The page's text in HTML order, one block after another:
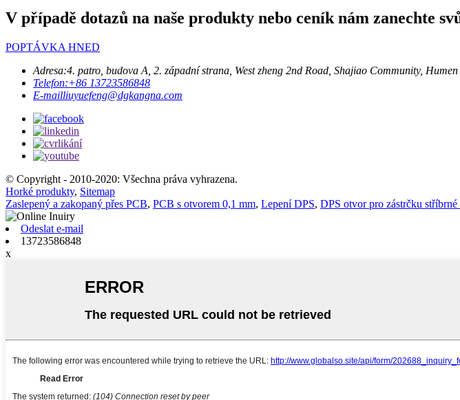
V případě dotazů na naše produkty nebo ceník nám zanechte
POPTÁVKA HNED
Adresa:4. patro, budova A, 2. západní strana, West zheng 2nd Road, Shajiao Community,
Telefon:+86 13723586848
E-mailliuyuefeng@dgkangna.com
© Copyright - 2010-2020: Všechna práva vyhrazena.
Horké produkty, Sitemap
Zaslepený a zakopaný přes PCB, PCB s otvorem 0,1 mm, Lepení DPS, DPS otvor pro zástrčku stříbrné
Odeslat e-mail
13723586848
x